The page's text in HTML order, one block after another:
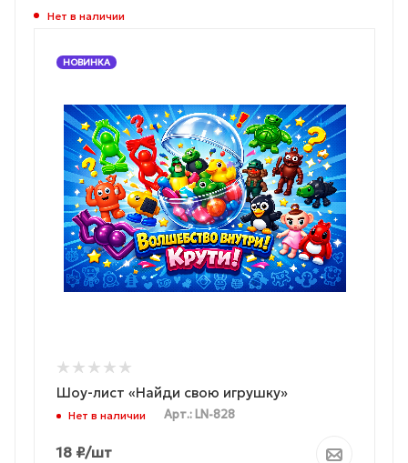
Нет в наличии
НОВИНКА
Шоу-лист «Найди свою игрушку»
Нет в наличии Арт.: LN-828
18 ₽/шт